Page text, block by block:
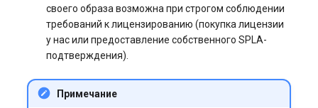
своего образа возможна при строгом соблюдении
требований к лицензированию (покупка лицензии
у нас или предоставление собственного SPLA-
подтверждения).
Примечание